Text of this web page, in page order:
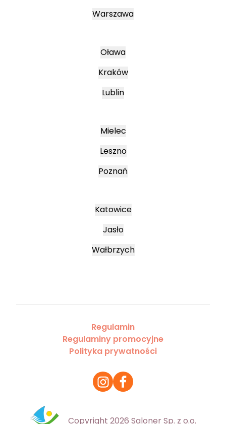
Warszawa
Oława
Kraków
Lublin
Mielec
Leszno
Poznań
Katowice
Jasło
Wałbrzych
Regulamin
Regulaminy promocyjne
Polityka prywatności
Copyright 2026 Saloner Sp. z o.o.